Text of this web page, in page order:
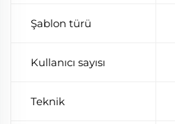
Şablon türü
Kullanıcı sayısı
Teknik